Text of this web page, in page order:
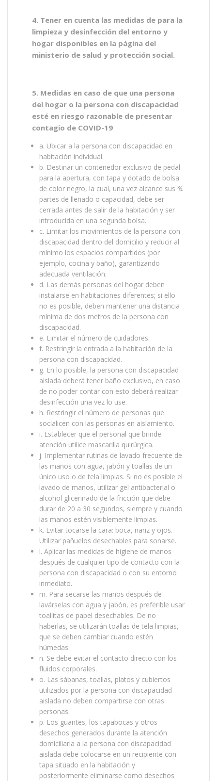
4. Tener en cuenta las medidas de para la
limpieza y desinfección del entorno y
hogar disponibles en la página del
ministerio de salud y protección social.
5. Medidas en caso de que una persona
del hogar o la persona con discapacidad
esté en riesgo razonable de presentar
contagio de COVID-19
a. Ubicar a la persona con discapacidad en
habitación individual.
b. Destinar un contenedor exclusivo de pedal
para la apertura, con tapa y dotado de bolsa
de color negro, la cual, una vez alcance sus ¾
partes de llenado o capacidad, debe ser
cerrada antes de salir de la habitación y ser
introducida en una segunda bolsa.
c. Limitar los movimientos de la persona con
discapacidad dentro del domicilio y reducir al
mínimo los espacios compartidos (por
ejemplo, cocina y baño), garantizando
adecuada ventilación.
d. Las demás personas del hogar deben
instalarse en habitaciones diferentes; si ello
no es posible, deben mantener una distancia
mínima de dos metros de la persona con
discapacidad.
e. Limitar el número de cuidadores.
f. Restringir la entrada a la habitación de la
persona con discapacidad.
g. En lo posible, la persona con discapacidad
aislada deberá tener baño exclusivo, en caso
de no poder contar con esto deberá realizar
desinfección una vez lo use.
h. Restringir el número de personas que
socialicen con las personas en aislamiento.
i. Establecer que el personal que brinde
atención utilice mascarilla quirúrgica.
j. Implementar rutinas de lavado frecuente de
las manos con agua, jabón y toallas de un
único uso o de tela limpias. Si no es posible el
lavado de manos, utilizar gel antibacterial o
alcohol glicerinado de la fricción que debe
durar de 20 a 30 segundos, siempre y cuando
las manos estén visiblemente limpias.
k. Evitar tocarse la cara: boca, nariz y ojos.
Utilizar pañuelos desechables para sonarse.
l. Aplicar las medidas de higiene de manos
después de cualquier tipo de contacto con la
persona con discapacidad o con su entorno
inmediato.
m. Para secarse las manos después de
lavárselas con agua y jabón, es preferible usar
toallitas de papel desechables. De no
haberlas, se utilizarán toallas de tela limpias,
que se deben cambiar cuando estén
húmedas.
n. Se debe evitar el contacto directo con los
fluidos corporales.
o. Las sábanas, toallas, platos y cubiertos
utilizados por la persona con discapacidad
aislada no deben compartirse con otras
personas.
p. Los guantes, los tapabocas y otros
desechos generados durante la atención
domiciliaria a la persona con discapacidad
aislada debe colocarse en un recipiente con
tapa situado en la habitación y
posteriormente eliminarse como desechos